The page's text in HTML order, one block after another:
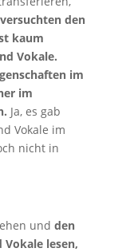
den
kaum
Vokale.
im
im
Ja, es gab
Vokale im
nicht in
und den
lesen,